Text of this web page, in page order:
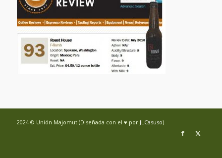
2024 © Unión Majomut (Diseñada con el ♥ por JLCasuso)